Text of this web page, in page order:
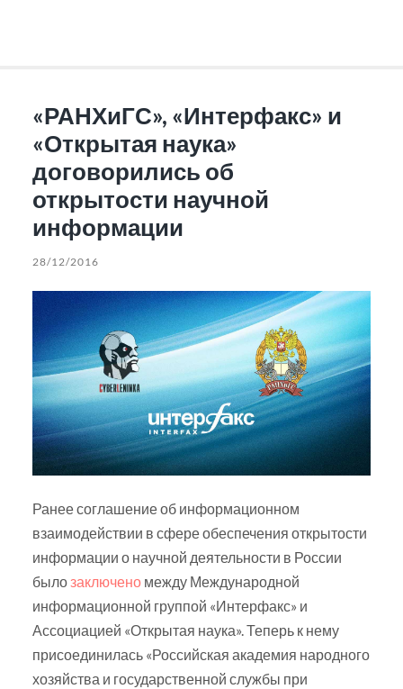
«РАНХиГС», «Интерфакс» и
«Открытая наука»
договорились об
открытости научной
информации
28/12/2016
Ранее соглашение об информационном
взаимодействии в сфере обеспечения открытости
информации о научной деятельности в России
былозаключеномежду Международной
информационной группой «Интерфакс» и
Ассоциацией «Открытая наука». Теперь к нему
присоединилась «Российская академия народного
хозяйства и государственной службы при